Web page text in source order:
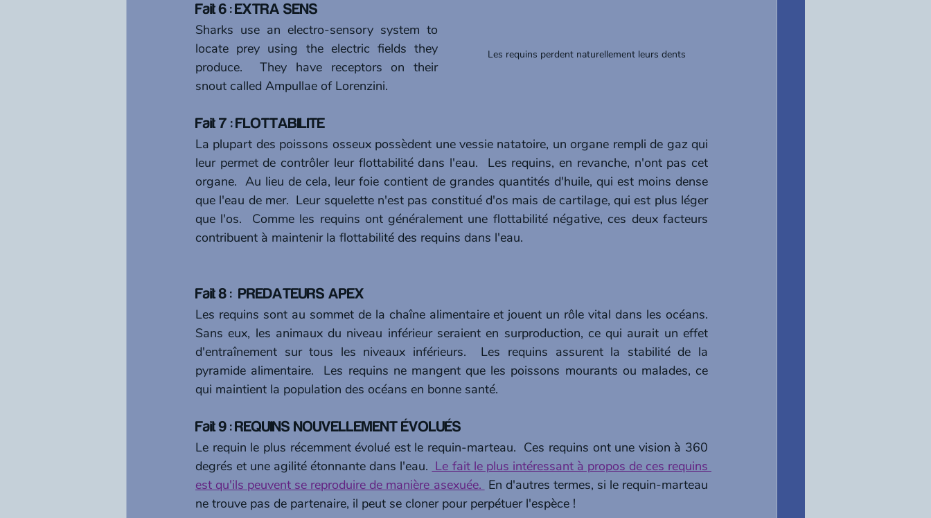
Les requins perdent naturellement leurs dents
Fait 6 : EXTRA SENS
Sharks use an electro-sensory system to
locate prey using the electric fields they
produce.  They have receptors on their
snout called Ampullae of Lorenzini.
Fait 7 : FLOTTABILITE
La plupart des poissons osseux possèdent une vessie natatoire, un organe rempli de gaz qui
leur permet de contrôler leur flottabilité dans l'eau.  Les requins, en revanche, n'ont pas cet
organe.  Au lieu de cela, leur foie contient de grandes quantités d'huile, qui est moins dense
que l'eau de mer.  Leur squelette n'est pas constitué d'os mais de cartilage, qui est plus léger
que l'os.  Comme les requins ont généralement une flottabilité négative, ces deux facteurs
contribuent à maintenir la flottabilité des requins dans l'eau.
Fait 8 :  PREDATEURS APEX
Les requins sont au sommet de la chaîne alimentaire et jouent un rôle vital dans les océans.
Sans eux, les animaux du niveau inférieur seraient en surproduction, ce qui aurait un effet
d'entraînement sur tous les niveaux inférieurs.  Les requins assurent la stabilité de la
pyramide alimentaire.  Les requins ne mangent que les poissons mourants ou malades, ce
qui maintient la population des océans en bonne santé.
Fait 9 : REQUINS NOUVELLEMENT ÉVOLUÉS
Le requin le plus récemment évolué est le requin-marteau.  Ces requins ont une vision à 360
degrés et une agilité étonnante dans l'eau. Le fait le plus intéressant à propos de ces requins
est qu'ils peuvent se reproduire de manière asexuée. En d'autres termes, si le requin-marteau
ne trouve pas de partenaire, il peut se cloner pour perpétuer l'espèce !